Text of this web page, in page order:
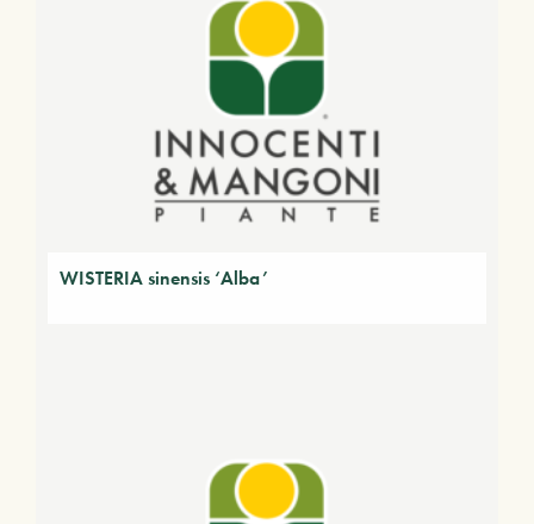
WISTERIA sinensis ‘Alba’